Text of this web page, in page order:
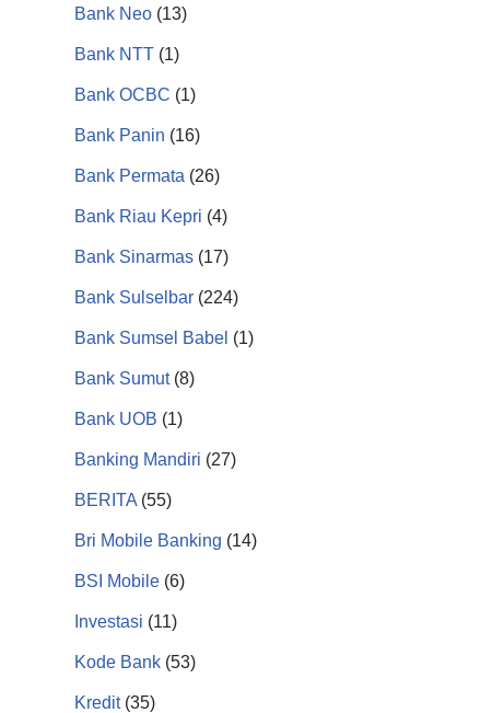
Bank Neo (13)
Bank NTT (1)
Bank OCBC (1)
Bank Panin (16)
Bank Permata (26)
Bank Riau Kepri (4)
Bank Sinarmas (17)
Bank Sulselbar (224)
Bank Sumsel Babel (1)
Bank Sumut(8)
Bank UOB (1)
Banking Mandiri (27)
BERITA (55)
Bri Mobile Banking (14)
BSI Mobile (6)
Investasi (11)
Kode Bank (53)
Kredit(35)